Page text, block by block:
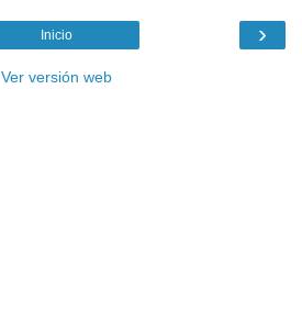
›
Inicio
Ver versión web